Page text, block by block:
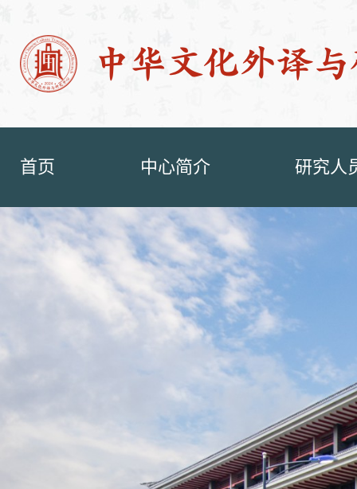
首页 中心简介 研究人